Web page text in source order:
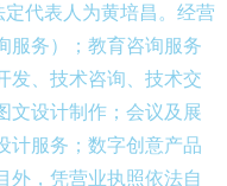
代表人为黄培昌。经营
服务）；教育咨询服务
发、技术咨询、技术交
文设计制作；会议及展
计服务；数字创意产品
外，凭营业执照依法自